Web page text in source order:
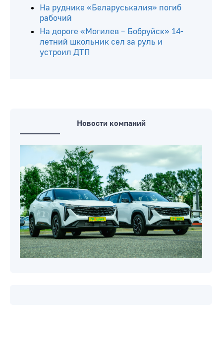
На руднике «Беларуськалия» погиб
рабочий
На дороге «Могилев – Бобруйск» 14-
летний школьник сел за руль и
устроил ДТП
Новости компаний